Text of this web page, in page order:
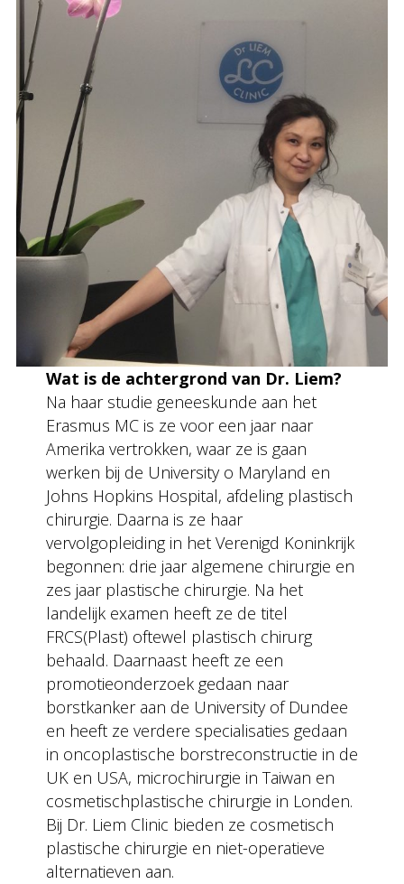
Wat is de achtergrond van Dr. Liem?
Na haar studie geneeskunde aan het
Erasmus MC is ze voor een jaar naar
Amerika vertrokken, waar ze is gaan
werken bij de University o Maryland en
Johns Hopkins Hospital, afdeling plastisch
chirurgie. Daarna is ze haar
vervolgopleiding in het Verenigd Koninkrijk
begonnen: drie jaar algemene chirurgie en
zes jaar plastische chirurgie. Na het
landelijk examen heeft ze de titel
FRCS(Plast) oftewel plastisch chirurg
behaald. Daarnaast heeft ze een
promotieonderzoek gedaan naar
borstkanker aan de University of Dundee
en heeft ze verdere specialisaties gedaan
in oncoplastische borstreconstructie in de
UK en USA, microchirurgie in Taiwan en
cosmetischplastische chirurgie in Londen.
Bij Dr. Liem Clinic bieden ze cosmetisch
plastische chirurgie en niet-operatieve
alternatieven aan.